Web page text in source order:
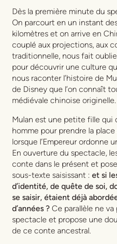
Scénographie : Capucine
Paroles des chansons :
Costumes : Bérengère
Conception Armures :
Lumières : Arthur Gauvin
Chorégraphies :Julie
Vidéos :Yassine Ben
Dès la première minute du
On parcourt en un instant
kilomètres et on arrive en
couplé aux projections, aux
traditionnelle, nous fait
pour découvrir une culture
nous raconter l’histoire de
de Disney que l’on connaît
médiévale chinoise originelle.
Mulan est une petite fille qui
homme pour prendre la
lorsque l’Empereur ordonne
En ouverture du spectacle,
conte dans le présent et
sous-texte saisissant : et si
d’identité, de quête de soi,
se saisir, étaient déjà
d’années ? Ce parallèle ne
spectacle et propose une
de ce conte ancestral.